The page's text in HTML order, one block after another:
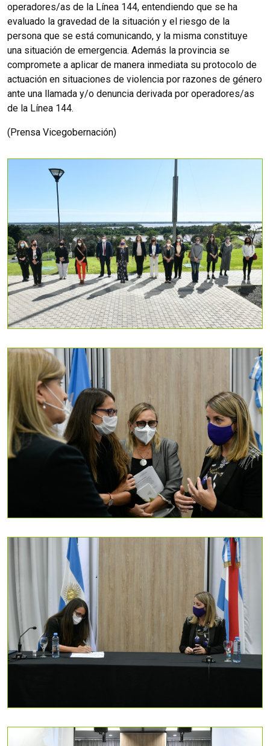
operadores/as de la Línea 144, entendiendo que se ha
evaluado la gravedad de la situación y el riesgo de la
persona que se está comunicando, y la misma constituye
una situación de emergencia. Además la provincia se
compromete a aplicar de manera inmediata su protocolo de
actuación en situaciones de violencia por razones de género
ante una llamada y/o denuncia derivada por operadores/as
de la Línea 144.
(Prensa Vicegobernación)